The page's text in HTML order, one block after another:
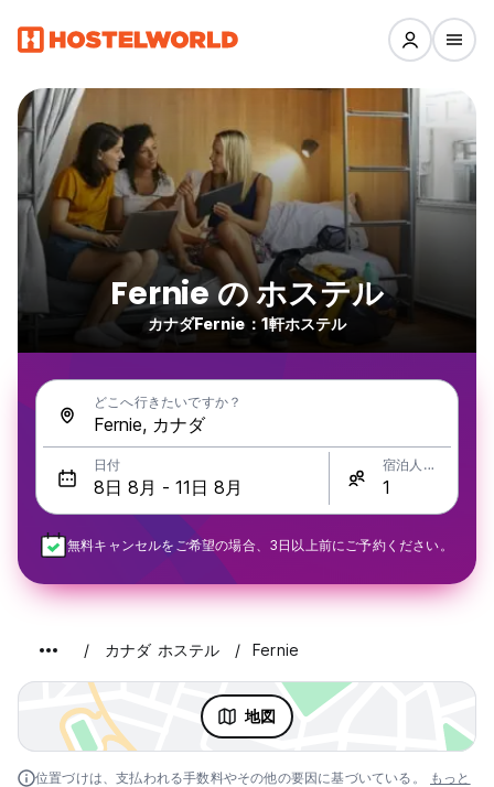
Fernie の ホステル
カナダFernie：1軒ホステル
どこへ行きたいですか？
日付 宿泊人数
無料キャンセルをご希望の場合、3日以上前にご予約ください。
カナダ ホステル Fernie
地図
位置づけは、支払われる手数料やその他の要因に基づいている。
もっと